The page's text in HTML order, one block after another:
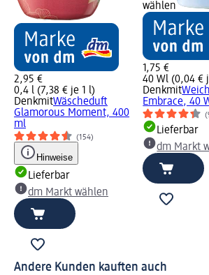
2,95 €
0,4 l (7,38 € je 1 l)
DenkmitWäscheduft
Glamorous Moment, 400
ml
(154)
Hinweise
Lieferbar
dm Markt wählen
wählen
1,75 €
40 Wl (0,04 €
Denkmit
Embrace, 40
Lieferbar
dm Markt
Andere Kunden kauften auch